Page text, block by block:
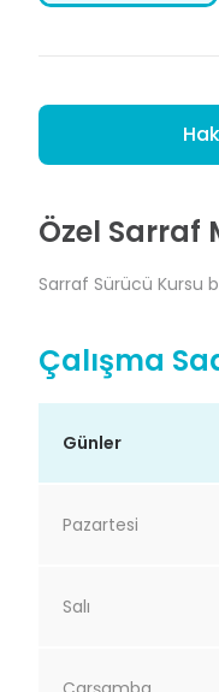
Özel Sarraf
Sarraf Sürücü Kursu
Çalışma
Günler
Pazartesi
Salı